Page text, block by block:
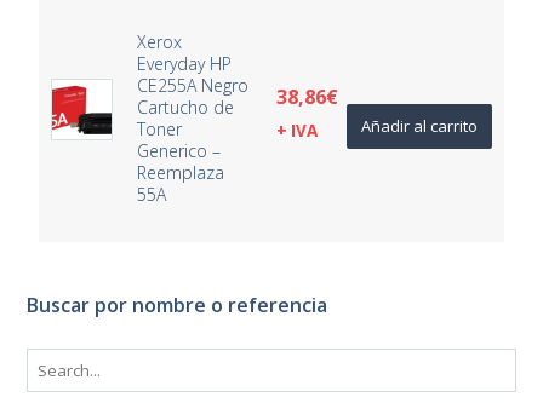
Xerox
Everyday HP
CE255A Negro
Cartucho de
Toner
Generico –
Reemplaza
55A
38,86€
+ IVA Añadir al carrito
Buscar por nombre o referencia